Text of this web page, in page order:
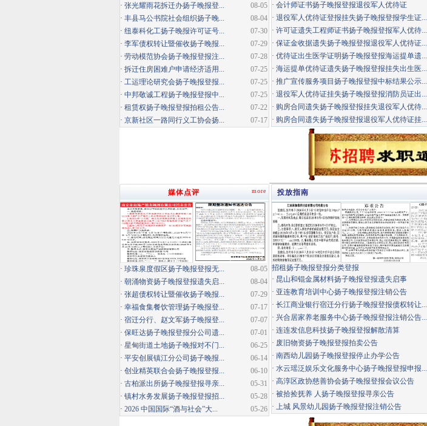
· 会计师证书扬子晚报登报退役军人优待证
· 退役军人优待证登报挂失扬子晚报登报学生证...
· 许可证遗失工程师证书扬子晚报登报军人优待...
· 保证金收据遗失扬子晚报登报退役军人优待证...
· 优待证出生医学证明扬子晚报登报海运提单遗...
· 海运提单优待证遗失扬子晚报登报挂失出生医...
· 推广宣传服务项目扬子晚报登报中标结果公示...
· 退役军人优待证挂失扬子晚报登报消防员证出...
· 购房合同遗失扬子晚报登报挂失退役军人优待...
· 购房合同遗失扬子晚报登报退役军人优待证挂...
08-05
· 张光耀雨花拆迁办扬子晚报登...
08-04
· 丰县马公书院社会组织扬子晚...
07-30
· 纽泰科化工扬子晚报许可证号...
07-29
· 李军债权转让暨催收扬子晚报...
07-28
· 劳动模范协会扬子晚报登报注...
07-25
· 拆迁住房困难户申请经济适用...
07-25
· 工运理论研究会扬子晚报登报...
07-25
· 中邦敬诚工程扬子晚报登报中...
07-22
· 租赁权扬子晚报登报拍租公告...
07-17
· 京新社区一路同行义工协会扬...
投放指南
招租扬子晚报登报分类登报
· 昆山和锟金属材料扬子晚报登报遗失启事
· 亚连教育培训中心扬子晚报登报注销公告
· 长江商业银行宿迁分行扬子晚报登报债权转让...
· 兴合居家养老服务中心扬子晚报登报注销公告...
· 连连发信息科技扬子晚报登报解散清算
· 废旧物资扬子晚报登报拍卖公告
· 南西幼儿园扬子晚报登报停止办学公告
· 水云瑶泛娱乐文化服务中心扬子晚报登报申报...
· 高淳区政协慈善协会扬子晚报登报会议公告
· 被拾捡抚养 人扬子晚报登报寻亲公告
· 上城 风景幼儿园扬子晚报登报注销公告
more
媒体点评
08-05
· 珍珠泉度假区扬子晚报登报无...
08-04
· 朝涌物资扬子晚报登报遗失启...
07-29
· 张超债权转让暨催收扬子晚报...
07-17
· 幸福食集餐饮管理扬子晚报登...
07-07
· 宿迁分行、赵文军扬子晚报登...
07-01
· 保旺达扬子晚报登报分公司遗...
06-25
· 星甸街道土地扬子晚报对不门...
06-14
· 平安创展镇江分公司扬子晚报...
06-10
· 创业精英联合会扬子晚报登报...
05-31
· 古柏派出所扬子晚报登报寻亲...
05-28
· 镇村水务发展扬子晚报登报招...
05-26
· 2026 中国国际“酒与社会”大...